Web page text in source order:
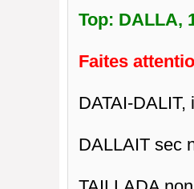
Top: DALLA,
Faites
DATAI-
DALLAIT sec